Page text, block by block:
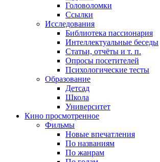
Головоломки
Ссылки
Исследования
Библиотека пассионария
Интеллектуальные беседы
Статьи, отчёты и т. п.
Опросы посетителей
Психологические тесты
Образование
Детсад
Школа
Университет
Кино просмотренное
Фильмы
Новые впечатления
По названиям
По жанрам